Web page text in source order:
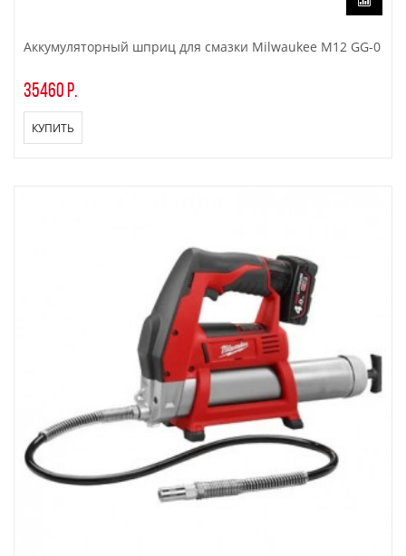
Аккумуляторный шприц для смазки Milwaukee M12 GG-0
35460 р.
КУПИТЬ